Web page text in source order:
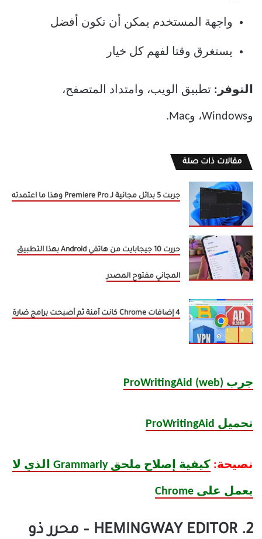
واجهة المستخدم يمكن أن تكون أفضل
يستغرق وقتا لفهم كل خيار
التوفر: تطبيق الويب، وامتداد المتصفح،
وWindows، وMac.
مقالات ذات صلة
جربت 5 بدائل مجانية لـ Premiere Pro وهذا ما اعتمدته
حررت 10 جيجابايت من هاتفي Android بهذا التطبيق
المجاني مفتوح المصدر
4 إضافات Chrome كانت آمنة ثم أصبحت برامج ضارة
جرب ProWritingAid (web)
تحميل ProWritingAid
نصيحة: كيفية إصلاح ملحق Grammarly الذي لا
يعمل على Chrome
2. HEMINGWAY EDITOR – محرر ذو